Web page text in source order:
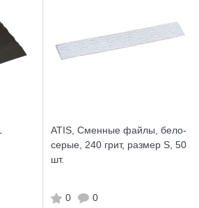
ATIS, Сменные файлы, бело-
серые, 240 грит, размер S, 50
шт.
0
0